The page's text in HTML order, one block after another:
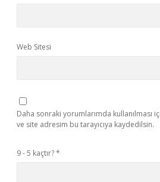
Web Sitesi
Daha sonraki yorumlarımda kullanılması
ve site adresim bu tarayıcıya kaydedilsin.
9 - 5 kaçtır?*